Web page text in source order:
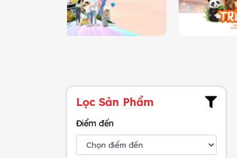
Lọc Sản Phẩm
Điểm đến